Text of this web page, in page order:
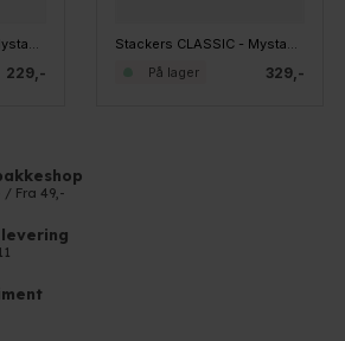
229,- 329,-
På lager
/ Fra 49,-